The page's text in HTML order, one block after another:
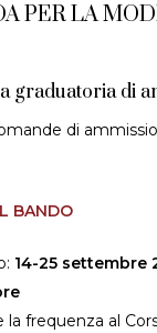
PER LA
graduatoria di
di
BANDO
14-25 settembre
la frequenza al